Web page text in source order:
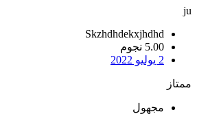
ju
Skzhdhdekxjhdhd
5.00 نجوم
2 يوليو 2022
ممتاز
مجهول